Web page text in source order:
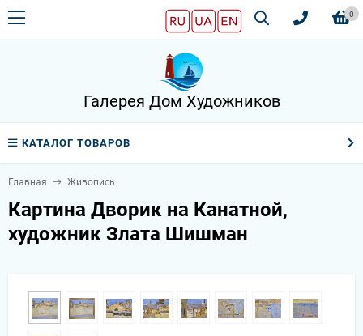
0
Галерея Дом Художников
КАТАЛОГ ТОВАРОВ
Главная Живопись
Картина Дворик на Канатной,
художник Злата Шишман